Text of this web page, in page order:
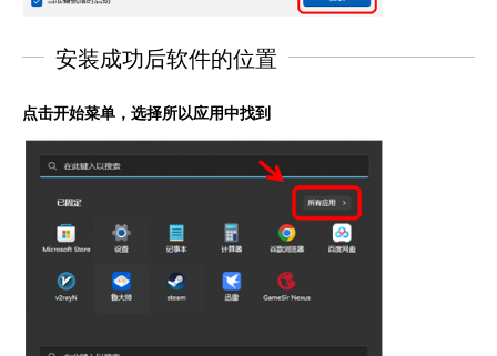
安装成功后软件的位置
点击开始菜单，选择所以应用中找到